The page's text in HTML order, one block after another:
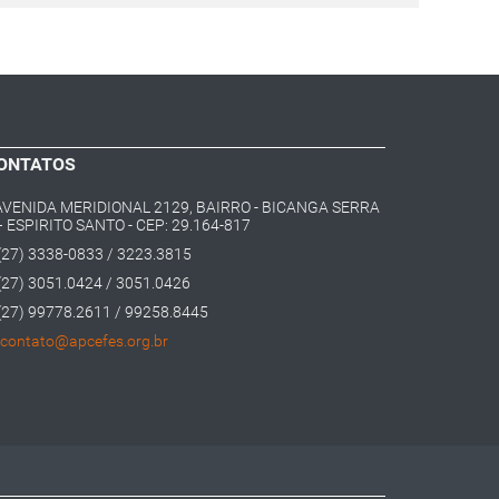
MERIDIONAL 2129, BAIRRO - BICANGA SERRA
ESPIRITO SANTO - CEP: 29.164-817
3338-0833 / 3223.3815
3051.0424 / 3051.0426
99778.2611 / 99258.8445
contato@apcefes.org.br